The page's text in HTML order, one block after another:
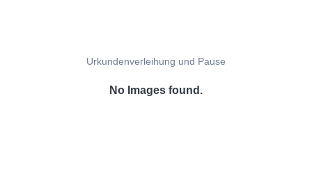
Urkundenverleihung und Pause
No Images found.